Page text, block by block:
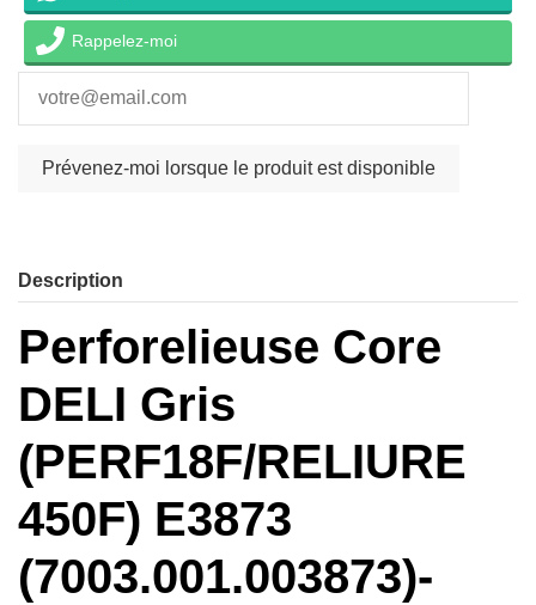
Rappelez-moi
Description
Perforelieuse Core
DELI Gris
(PERF18F/RELIURE
450F) E3873
(7003.001.003873)-